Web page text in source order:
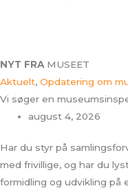
NYT FRA MUSEET
Aktuelt, Opdatering om
Vi søger en
august 4, 2026
Har du styr på
med frivillige, og har du
formidling og udvikling på